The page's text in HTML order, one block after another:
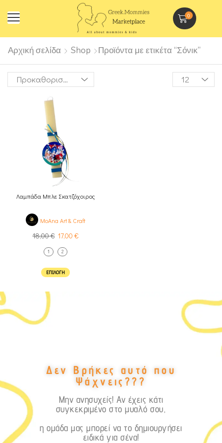
0
Αρχική σελίδα Shop Προϊόντα με ετικέτα “Σόνικ”
Λαμπάδα Μπλε Σκατζόχοιρος
MoAna Art & Craft
18,00€ 17,00 €
1 2
ΕΠΙΛΟΓΉ
Δεν Βρήκες αυτό που
Ψάχνεις???
Μην ανησυχείς! Αν έχεις κάτι
συγκεκριμένο στο μυαλό σου,
η ομάδα μας μπορεί να το δημιουργήσει
ειδικά για σένα!